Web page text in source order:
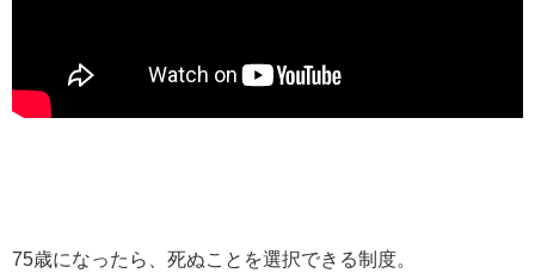
75歳になったら、死ぬことを選択できる制度。